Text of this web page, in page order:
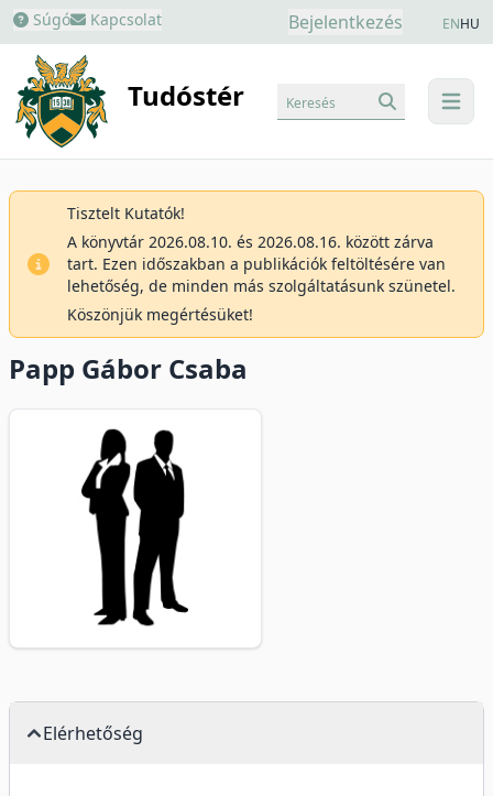
Súgó Kapcsolat Bejelentkezés ENHU
Tudóstér menu
Keresés
Tisztelt Kutatók!
A könyvtár 2026.08.10. és 2026.08.16. között zárva
tart. Ezen időszakban a publikációk feltöltésére van
lehetőség, de minden más szolgáltatásunk szünetel.
Köszönjük megértésüket!
Papp Gábor Csaba
Elérhetőség